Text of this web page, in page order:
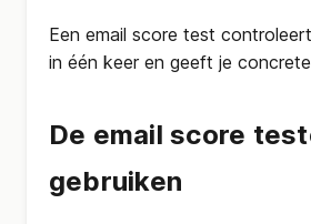
Een email score test
in één keer en geeft je
De email score
gebruiken